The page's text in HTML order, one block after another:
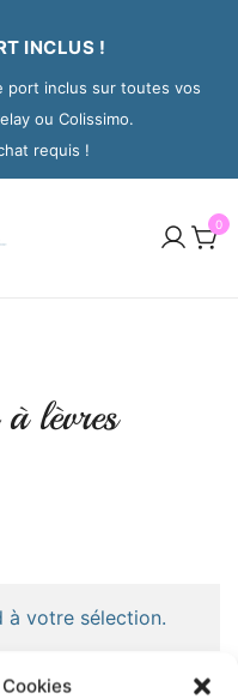
INCLUS !
port inclus sur toutes vos
ou Colissimo.
requis !
0
lèvres
à votre sélection.